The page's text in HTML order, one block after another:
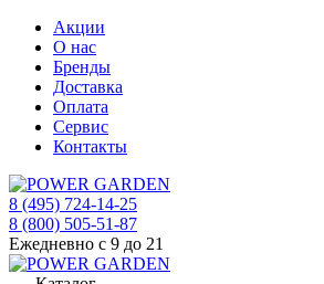
Акции
О нас
Бренды
Доставка
Оплата
Сервис
Контакты
8 (495) 724-14-25
8 (800) 505-51-87
Ежедневно с 9 до 21